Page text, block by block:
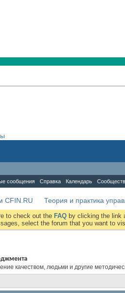
сообщения Справка Календарь
CFIN.RU Теория и практика
to check out the FAQ by clicking the link
select the forum that you want to
качеством, людьми и другие